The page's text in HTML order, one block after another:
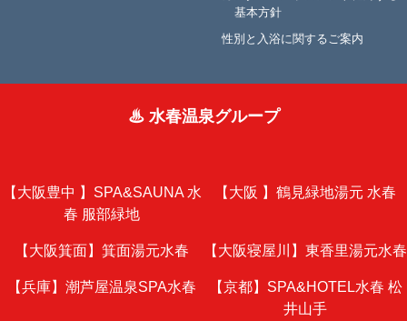
基本方針
性別と入浴に関するご案内
♨ 水春温泉グループ
【大阪豊中 】 SPA&SAUNA 水
春 服部緑地
【大阪 】 鶴見緑地湯元 水春
【大阪箕面】 箕面湯元水春 【大阪寝屋川】 東香里湯元水春
【兵庫】 潮芦屋温泉SPA水春 【京都】 SPA&HOTEL水春 松
井山手